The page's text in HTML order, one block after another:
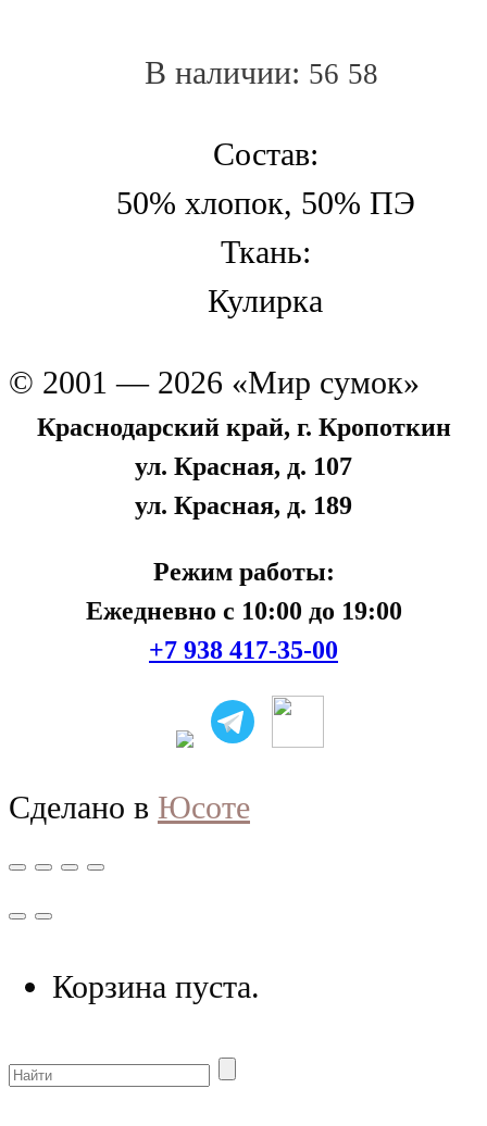
В наличии: 56 58
Состав:
50% хлопок, 50% ПЭ
Ткань:
Кулирка
© 2001 — 2026 «Мир сумок»
Краснодарский край, г. Кропоткин
ул. Красная, д. 107
ул. Красная, д. 189
Режим работы:
Ежедневно с 10:00 до 19:00
+7 938 417-35-00
Сделано в Юсоте
Корзина пуста.